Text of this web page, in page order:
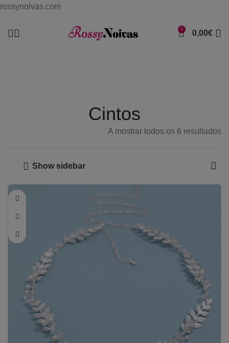
rossynoivas.com
0 0,00€
Cintos
A mostrar todos os 6 resultados
Show sidebar